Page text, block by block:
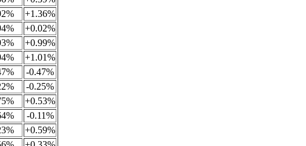
+1.36%
+0.02%
+0.99%
+1.01%
-0.47%
-0.25%
+0.53%
-0.11%
+0.59%